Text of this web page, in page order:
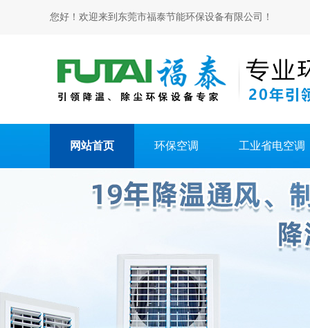
您好！欢迎来到东莞市福泰节能环保设备有限公司！
网站首页 环保空调 工业省电空调